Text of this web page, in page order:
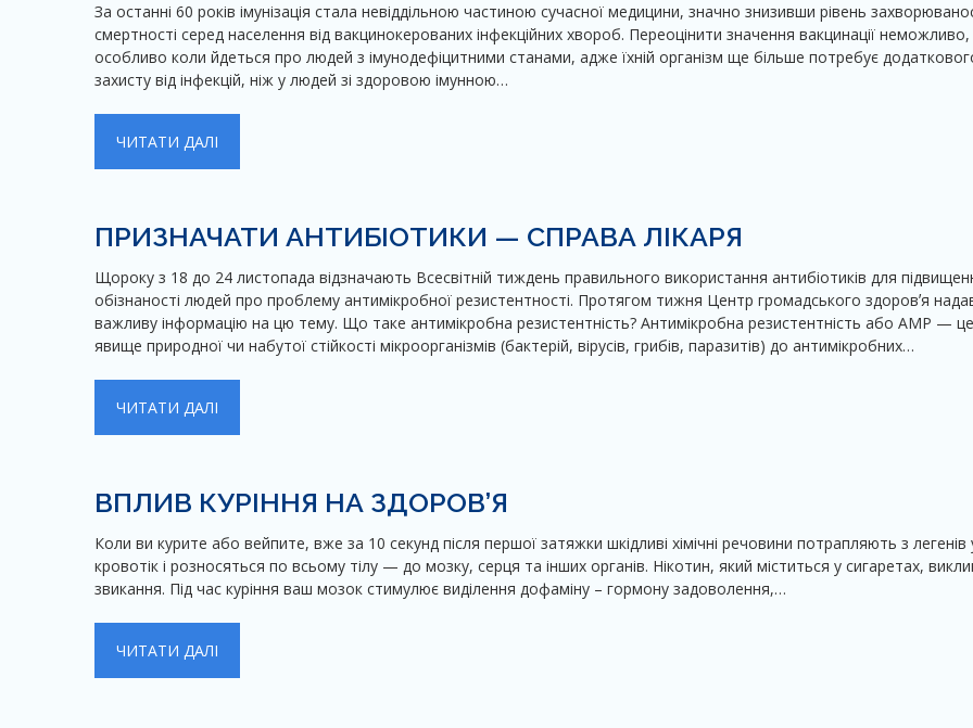
За останні 60 років імунізація стала невіддільною частиною сучасної медицини, значно знизивши рівень
смертності серед населення від вакцинокерованих інфекційних хвороб. Переоцінити значення вакцинації неможливо,
особливо коли йдеться про людей з імунодефіцитними станами, адже їхній організм ще більше потребує
захисту від інфекцій, ніж у людей зі здоровою імунною…
ЧИТАТИ ДАЛІ
ПРИЗНАЧАТИ АНТИБІОТИКИ — СПРАВА ЛІКАРЯ
Щороку з 18 до 24 листопада відзначають Всесвітній тиждень правильного використання антибіотиків для
обізнаності людей про проблему антимікробної резистентності. Протягом тижня Центр громадського здоровʼя
важливу інформацію на цю тему. Що таке антимікробна резистентність? Антимікробна резистентність або АМР — це
явище природної чи набутої стійкості мікроорганізмів (бактерій, вірусів, грибів, паразитів) до антимікробних…
ЧИТАТИ ДАЛІ
ВПЛИВ КУРІННЯ НА ЗДОРОВ’Я
Коли ви курите або вейпите, вже за 10 секунд після першої затяжки шкідливі хімічні речовини потрапляють з легенів
кровотік і розносяться по всьому тілу — до мозку, серця та інших органів. Нікотин, який міститься у сигаретах,
звикання. Під час куріння ваш мозок стимулює виділення дофаміну – гормону задоволення,…
ЧИТАТИ ДАЛІ